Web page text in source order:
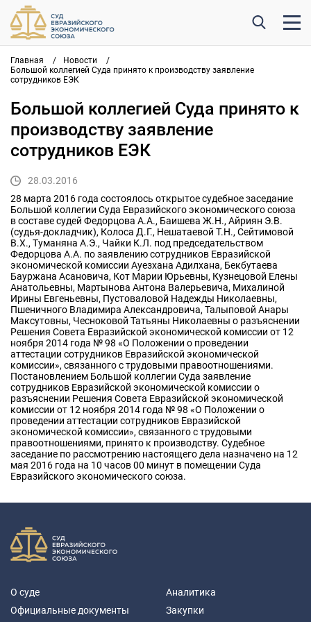
Главная / Новости
/
Большой коллегией Суда принято к производству заявление
сотрудников ЕЭК
Большой коллегией Суда принято к
производству заявление
сотрудников ЕЭК
28.03.2016
28 марта 2016 года состоялось открытое судебное заседание
Большой коллегии Суда Евразийского экономического союза
в составе судей Федорцова А.А., Баишева Ж.Н., Айриян Э.В.
(судья-докладчик), Колоса Д.Г., Нешатаевой Т.Н., Сейтимовой
В.Х., Туманяна А.Э., Чайки К.Л. под председательством
Федорцова А.А. по заявлению сотрудников Евразийской
экономической комиссии Ауезхана Адилхана, Бекбутаева
Бауржана Асановича, Кот Марии Юрьевны, Кузнецовой Елены
Анатольевны, Мартынова Антона Валерьевича, Михалиной
Ирины Евгеньевны, Пустоваловой Надежды Николаевны,
Пшеничного Владимира Александровича, Талыповой Анары
Максутовны, Чесноковой Татьяны Николаевны о разъяснении
Решения Совета Евразийской экономической комиссии от 12
ноября 2014 года № 98 «О Положении о проведении
аттестации сотрудников Евразийской экономической
комиссии», связанного с трудовыми правоотношениями.
Постановлением Большой коллегии Суда заявление
сотрудников Евразийской экономической комиссии о
разъяснении Решения Совета Евразийской экономической
комиссии от 12 ноября 2014 года № 98 «О Положении о
проведении аттестации сотрудников Евразийской
экономической комиссии», связанного с трудовыми
правоотношениями, принято к производству. Судебное
заседание по рассмотрению настоящего дела назначено на 12
мая 2016 года на 10 часов 00 минут в помещении Суда
Евразийского экономического союза.
О суде
Официальные документы
Аналитика
Закупки